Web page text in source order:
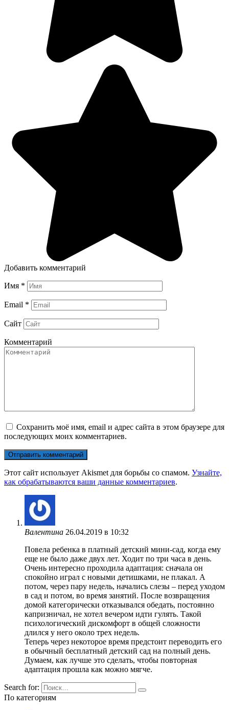
Добавить комментарий
Имя *
Email *
Сайт
Комментарий
Сохранить моё имя, email и адрес сайта в этом браузере для
последующих моих комментариев.
Этот сайт использует Akismet для борьбы со спамом. Узнайте,
как обрабатываются ваши данные комментариев.
Валентина 26.04.2019 в 10:32
Повела ребенка в платный детский мини-сад, когда ему
еще не было даже двух лет. Ходит по три часа в день.
Очень интересно проходила адаптация: сначала он
спокойно играл с новыми детишками, не плакал. А
потом, через пару недель, начались слезы – перед уходом
в сад и потом, во время занятий. После возвращения
домой категорически отказывался обедать, постоянно
капризничал, не хотел вечером идти гулять. Такой
психологический дискомфорт в общей сложности
длился у него около трех недель.
Теперь через некоторое время предстоит переводить его
в обычный бесплатный детский сад на полный день.
Думаем, как лучше это сделать, чтобы повторная
адаптация прошла как можно мягче.
Search for:
По категориям